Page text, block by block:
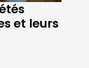
et leurs